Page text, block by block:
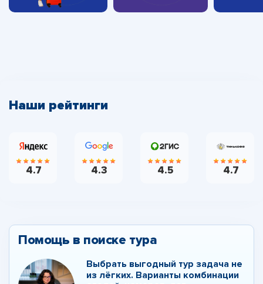
Наши рейтинги
4.7 4.3 4.5 4.7
Помощь в поиске тура
Выбрать выгодный тур задача не
из лёгких. Варианты комбинации